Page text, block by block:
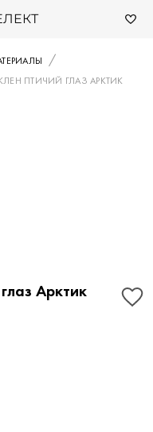
ПТИЧИЙ ГЛАЗ АРКТИК
Арктик